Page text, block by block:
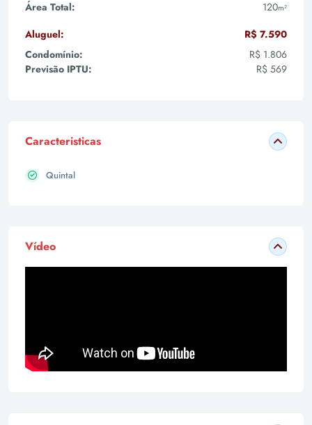
Área Total: 120m²
Aluguel:
R$ 7.590
Condomínio:
R$ 1.806
Previsão IPTU:
R$ 569
Caracteristicas
Quintal
Vídeo